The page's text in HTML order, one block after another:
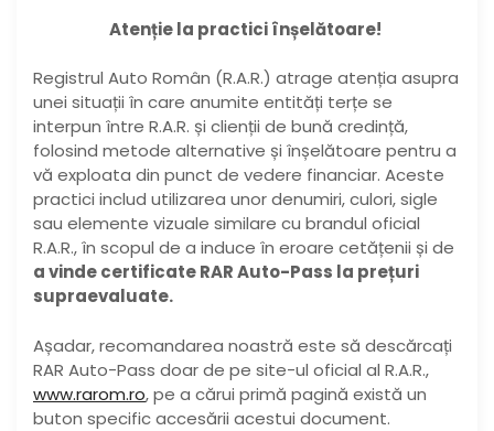
Atenție la practici înșelătoare!
Registrul Auto Român (R.A.R.) atrage atenția asupra
unei situații în care anumite entități terțe se
interpun între R.A.R. și clienții de bună credință,
folosind metode alternative și înșelătoare pentru a
vă exploata din punct de vedere financiar. Aceste
practici includ utilizarea unor denumiri, culori, sigle
sau elemente vizuale similare cu brandul oficial
R.A.R., în scopul de a induce în eroare cetățenii și de
a vinde certificate RAR Auto-Pass la prețuri
supraevaluate.
Așadar, recomandarea noastră este să descărcați
RAR Auto-Pass doar de pe site-ul oficial al R.A.R.,
www.rarom.ro, pe a cărui primă pagină există un
buton specific accesării acestui document.